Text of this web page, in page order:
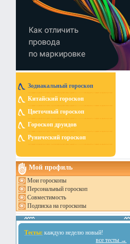
Зодиакальный гороскоп
Китайский гороскоп
Цветочный гороскоп
Гороскоп друидов
Рунический гороскоп
Мой профиль
Мои гороскопы
Персональный гороскоп
Совместимость
Подписка на гороскопы
Тесты: каждую неделю новый!
все тесты →